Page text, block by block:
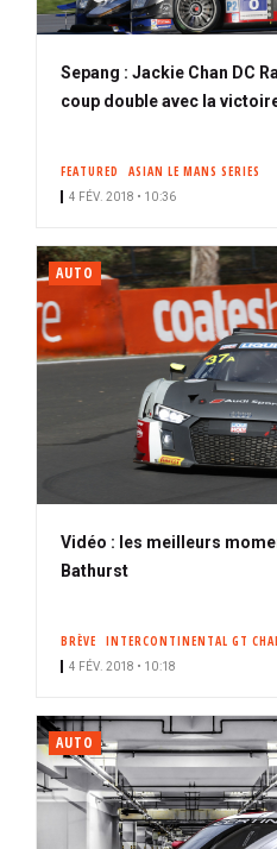
Sepang : Jackie Chan DC
coup double avec la
FEATURED ASIAN LE MANS SERIES
4 FÉV. 2018 • 10:36
AUTO
Vidéo : les meilleurs
Bathurst
BRÈVE INTERCONTINENTAL GT
4 FÉV. 2018 • 10:18
AUTO